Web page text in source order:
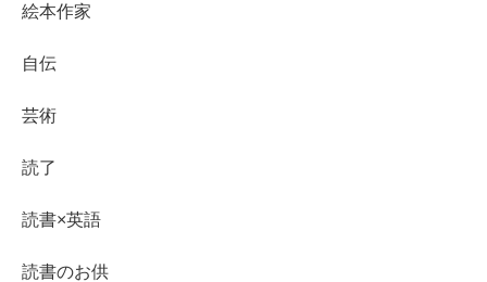
絵本作家
自伝
芸術
読了
読書×英語
読書のお供